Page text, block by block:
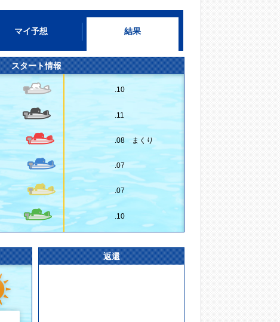
マイ予想 結果
スタート情報
.10
.11
.08 まくり
.07
.07
.10
返還